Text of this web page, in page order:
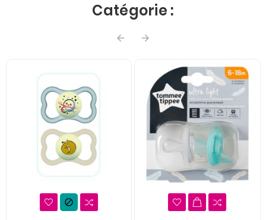
Catégorie :
 
